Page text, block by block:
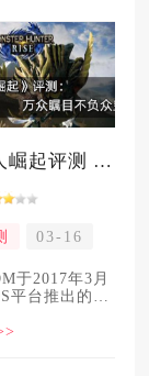
怪物猎人崛起评测 万众瞩目不负众望
03-16
于2017年3月
平台推出的